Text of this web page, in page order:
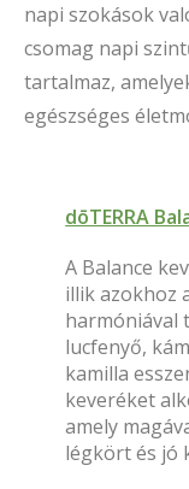
napi szokások
csomag napi
tartalmaz,
egészséges
dōTERRA
A Balance
illik azokhoz
harmóniával
lucfenyő,
kamilla
keveréket
amely
légkört és jó